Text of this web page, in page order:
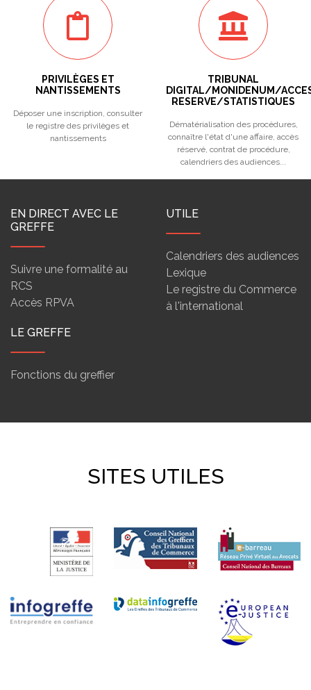
PRIVILÈGES ET
NANTISSEMENTS
Déposer une inscription, consulter
le registre des privilèges et
nantissements
TRIBUNAL
DIGITAL/MONIDENUM/
RESERVE/STATISTIQUES
Dématérialisation des procédures,
connaître l'état d'une affaire, accès
réservé, contrat de procédure,
calendriers des audiences...
EN DIRECT AVEC LE
GREFFE
Suivre une formalité au
RCS
Accès RPVA
UTILE
Calendriers des audiences
Lexique
Le registre du Commerce
à l'international
LE GREFFE
Fonctions du greffier
SITES UTILES